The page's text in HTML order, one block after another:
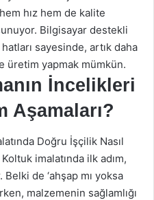
hız hem de kalite
Bilgisayar destekli
sayesinde, artık daha
üretim yapmak mümkün.
İncelikleri
Aşamaları?
Doğru İşçilik Nasıl
imalatında ilk adım,
de ‘ahşap mı yoksa
malzemenin sağlamlığı